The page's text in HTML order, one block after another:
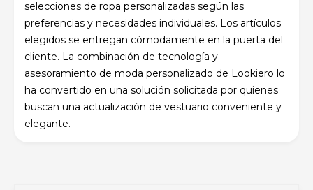
selecciones de ropa personalizadas según las
preferencias y necesidades individuales. Los artículos
elegidos se entregan cómodamente en la puerta del
cliente. La combinación de tecnología y
asesoramiento de moda personalizado de Lookiero lo
ha convertido en una solución solicitada por quienes
buscan una actualización de vestuario conveniente y
elegante.